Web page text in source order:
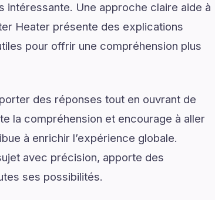
intéressante. Une approche claire aide à
Heater présente des explications
pour offrir une compréhension plus
des réponses tout en ouvrant de
la compréhension et encourage à aller
à enrichir l’expérience globale.
avec précision, apporte des
ses possibilités.